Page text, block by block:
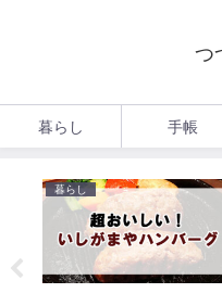
つ
暮らし 手帳
暮らし